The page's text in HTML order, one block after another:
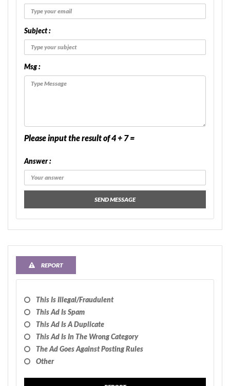
Subject :
Msg :
Please input the result of 4 + 7 =
Answer :
SEND MESSAGE
REPORT
This Is Illegal/fraudulent
This Ad Is Spam
This Ad Is A Duplicate
This Ad Is In The Wrong Category
The Ad Goes Against Posting Rules
Other